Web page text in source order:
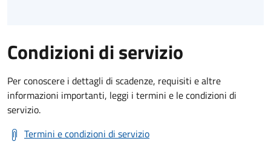
Condizioni di servizio
Per conoscere i dettagli di scadenze, requisiti e altre
informazioni importanti, leggi i termini e le condizioni di
servizio.
Termini e condizioni di servizio